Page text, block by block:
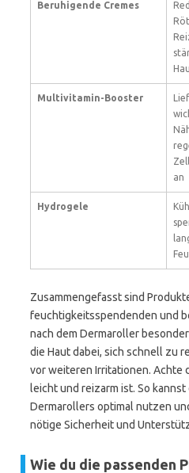
Beruhigende Cremes
Multivitamin-Booster
an
Hydrogele
Zusammengefasst sind
feuchtigkeitsspendenden und
nach dem Dermaroller
die Haut dabei, sich schnell zu
vor weiteren Irritationen. Achte
leicht und reizarm ist. So
Dermarollers optimal nutzen
nötige Sicherheit und
Wie du die passenden